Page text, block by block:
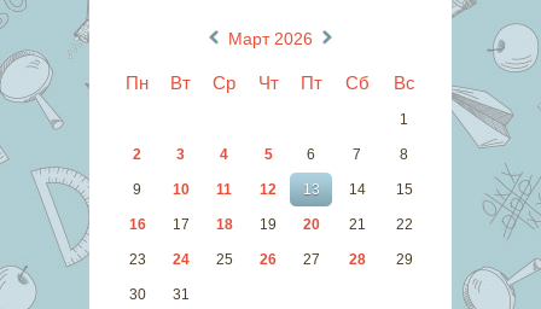
Март 2026
Пн Вт Ср Чт Пт Сб Вс
1
2 3 4 5 6 7 8
9 10 11 12 13 14 15
16 17 18 19 20 21 22
23 24 25 26 27 28 29
30 31